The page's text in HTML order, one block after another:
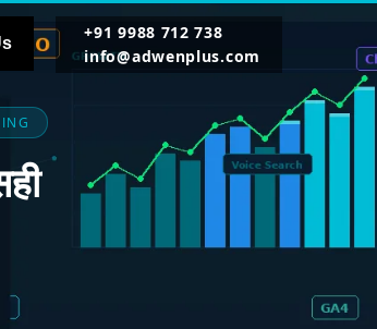
+91 9988 712 738
info@adwenplus.com